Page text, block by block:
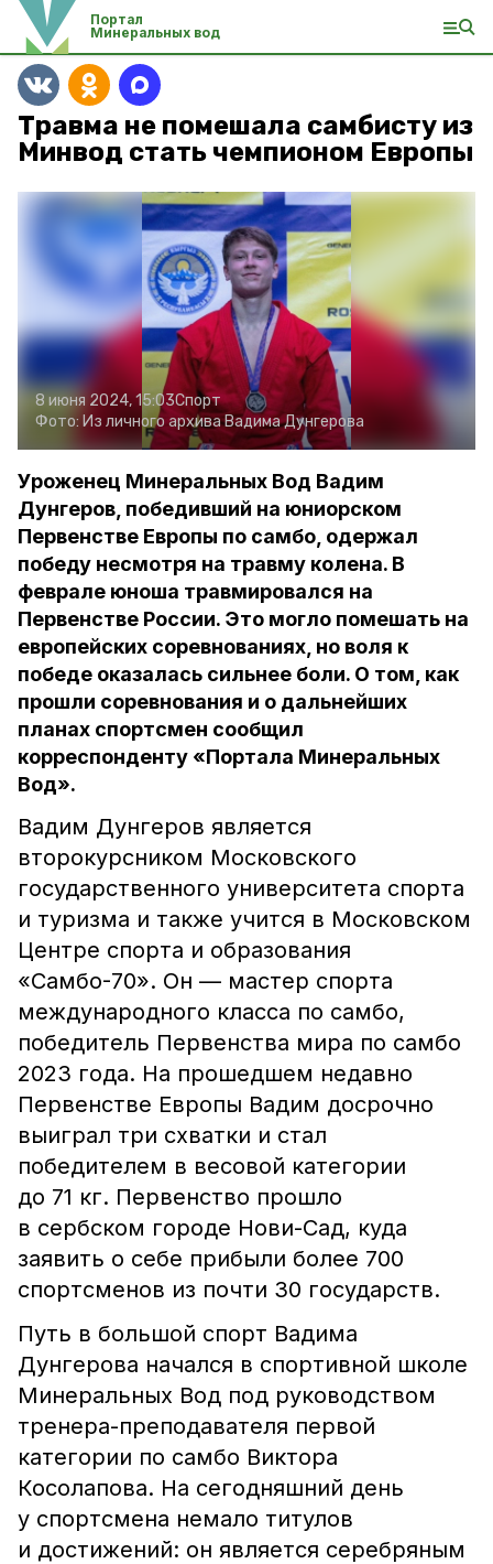
Портал
Минеральных вод
Травма не помешала самбисту из
Минвод стать чемпионом Европы
8 июня 2024, 15:03Спорт
Фото: Из личного архива Вадима Дунгерова
Уроженец Минеральных Вод Вадим
Дунгеров, победивший на юниорском
Первенстве Европы по самбо, одержал
победу несмотря на травму колена. В
феврале юноша травмировался на
Первенстве России. Это могло помешать на
европейских соревнованиях, но воля к
победе оказалась сильнее боли. О том, как
прошли соревнования и о дальнейших
планах спортсмен сообщил
корреспонденту «Портала Минеральных
Вод».
Вадим Дунгеров является
второкурсником Московского
государственного университета спорта
и туризма и также учится в Московском
Центре спорта и образования
«Самбо-70». Он — мастер спорта
международного класса по самбо,
победитель Первенства мира по самбо
2023 года. На прошедшем недавно
Первенстве Европы Вадим досрочно
выиграл три схватки и стал
победителем в весовой категории
до 71 кг. Первенство прошло
в сербском городе Нови-Сад, куда
заявить о себе прибыли более 700
спортсменов из почти 30 государств.
Путь в большой спорт Вадима
Дунгерова начался в спортивной школе
Минеральных Вод под руководством
тренера-преподавателя первой
категории по самбо Виктора
Косолапова. На сегодняшний день
у спортсмена немало титулов
и достижений: он является серебряным